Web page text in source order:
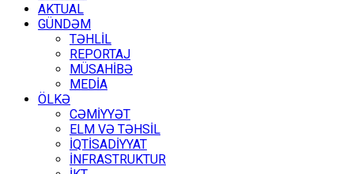
AKTUAL
GÜNDƏM
TƏHLİL
REPORTAJ
MÜSAHİBƏ
MEDİA
ÖLKƏ
CƏMİYYƏT
ELM VƏ TƏHSİL
İQTİSADİYYAT
İNFRASTRUKTUR